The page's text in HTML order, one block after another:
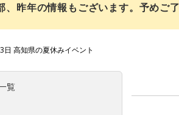
昨年の情報もございます。予めご了
日 高知県の夏休みイベント
覧